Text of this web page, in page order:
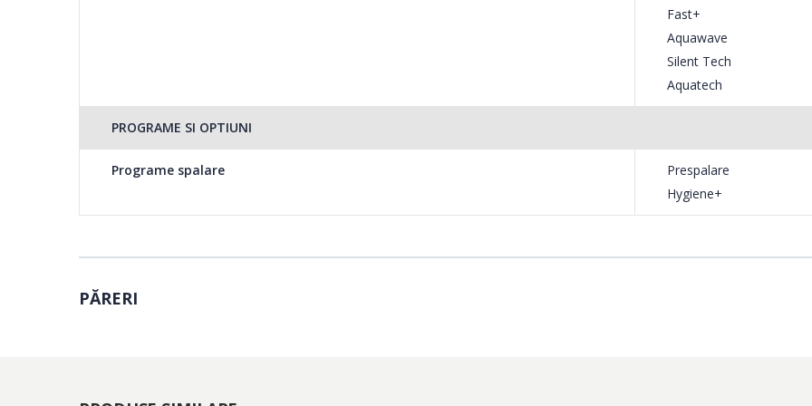
Silent Tech
standard cu ajutorul motorului ProSmart Inverter si a peretilor laterali in forma de S, astfel
deplin!
imposibila accesarea butoanelor masinii de spalat rufe pe parcursul ciclului de spalare.
Fast+
Aquawave
Silent Tech
Aquatech
PROGRAME SI OPTIUNI
Programe spalare
Prespalare
Hygiene+
PĂRERI